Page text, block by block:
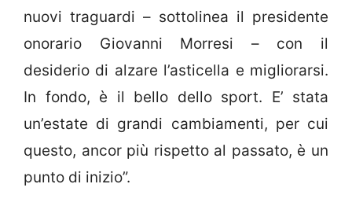
nuovi traguardi – sottolinea il presidente
onorario Giovanni Morresi – con il
desiderio di alzare l’asticella e migliorarsi.
In fondo, è il bello dello sport. E’ stata
un’estate di grandi cambiamenti, per cui
questo, ancor più rispetto al passato, è un
punto di inizio”.